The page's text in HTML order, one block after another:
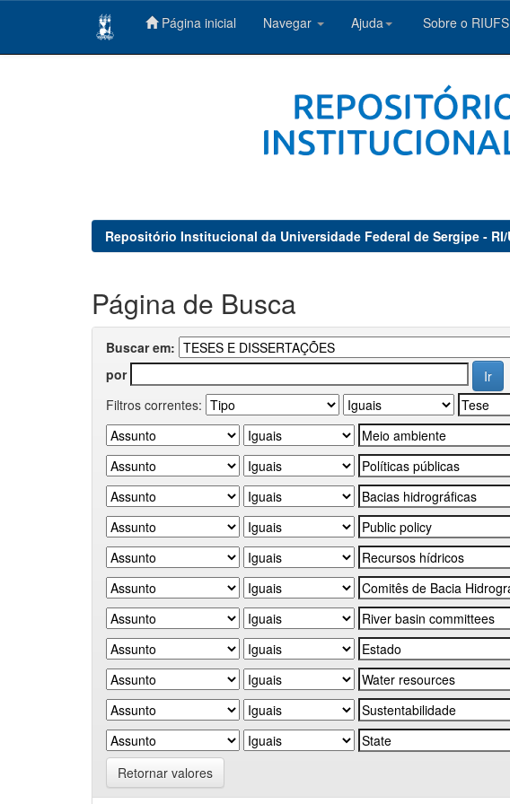
Página inicial Navegar Ajuda Sobre o RIUFS
Repositório Institucional da Universidade Federal de Sergipe - RI/
Página de Busca
Buscar em:
por
Filtros correntes:
Retornar valores